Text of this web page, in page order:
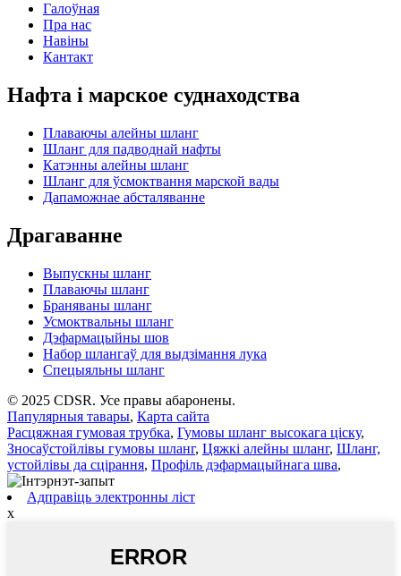
Галоўная
Пра нас
Навіны
Кантакт
Нафта і марское суднаходства
Плаваючы алейны шланг
Шланг для падводнай нафты
Катэнны алейны шланг
Шланг для ўсмоктвання марской вады
Дапаможнае абсталяванне
Драгаванне
Выпускны шланг
Плаваючы шланг
Браняваны шланг
Усмоктвальны шланг
Дэфармацыйны шов
Набор шлангаў для выдзімання лука
Спецыяльны шланг
© 2025 CDSR. Усе правы абаронены.
Папулярныя тавары, Карта сайта
Расцяжная гумовая трубка, Гумовы шланг высокага ціску,
Зносаўстойлівы гумовы шланг, Цяжкі алейны шланг, Шланг,
устойлівы да сцірання, Профіль дэфармацыйнага шва,
Адправіць электронны ліст
x